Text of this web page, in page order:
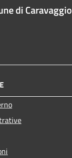
di Caravaggio